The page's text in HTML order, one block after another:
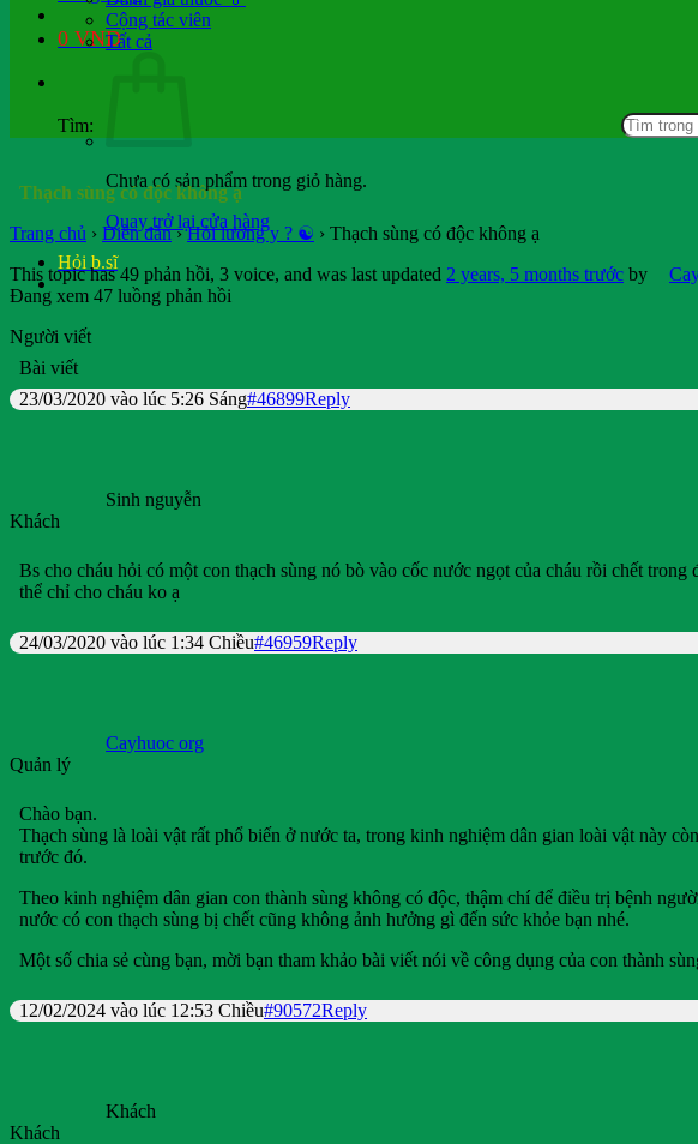
0 VND
Chưa có sản phẩm trong giỏ hàng.
Quay trở lại cửa hàng
Hỏi b.sĩ
Cộng tác viên
Tất cả
Tìm:
Thạch sùng có độc không ạ
Trang chủ › Diễn đàn › Hỏi lương y ? ☯️ › Thạch sùng có độc không ạ
This topic has 49 phản hồi, 3 voice, and was last updated 2 years, 5 months trước by
Đang xem 47 luồng phản hồi
Người viết
Bài viết
23/03/2020 vào lúc 5:26 Sáng#46899Reply
Sinh nguyễn
Khách
Bs cho cháu hỏi có một con thạch sùng nó bò vào cốc nước ngọt của cháu rồi chết
thể chỉ cho cháu ko ạ
24/03/2020 vào lúc 1:34 Chiều#46959Reply
Cayhuoc org
Quản lý
Chào bạn.
Thạch sùng là loài vật rất phổ biến ở nước ta, trong kinh nghiệm dân gian loài vật này
trước đó.
Theo kinh nghiệm dân gian con thành sùng không có độc, thậm chí để điều trị bệnh
nước có con thạch sùng bị chết cũng không ảnh hưởng gì đến sức khỏe bạn nhé.
Một số chia sẻ cùng bạn, mời bạn tham khảo bài viết nói về công dụng của con thành
12/02/2024 vào lúc 12:53 Chiều#90572Reply
Khách
Khách